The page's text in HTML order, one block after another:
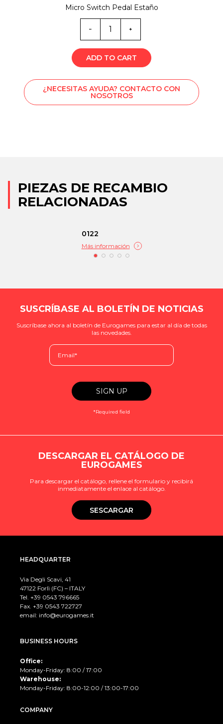
Micro Switch Pedal Estaño
de
7005
ADD TO CART
¿NECESITAS AYUDA? CONTACTO CON
NOSOTROS
PIEZAS DE RECAMBIO
RELACIONADAS
0122
Más información
SUSCRÍBASE AL BOLETÍN DE NOTICIAS
Suscríbase ahora al boletín de Eurogames para estar al día de todas
las novedades.
*Required field
DESCARGAR EL CATÁLOGO DE
EUROGAMES
Para descargar el catálogo, rellene el formulario y recibirá
inmediatamente el enlace al catálogo.
SESCARGAR
HEADQUARTER
Via Degli Scavi, 41
47122 Forlì (FC) – ITALY
Tel. +39 0543 796665
Fax. +39 0543 722727
email: info@eurogames.it
BUSINESS HOURS
Office:
Monday-Friday: 8:00 / 17:00
Warehouse:
Monday-Friday: 8:00-12:00 / 13:00-17:00
COMPANY